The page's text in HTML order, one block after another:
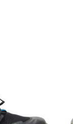
Вашого гаджету
відрізнятися